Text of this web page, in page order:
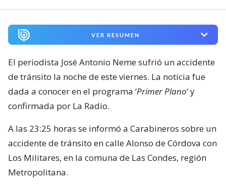
VER RESUMEN
El periodista José Antonio Neme sufrió un accidente
de tránsito la noche de este viernes. La noticia fue
dada a conocer en el programa ‘Primer Plano‘ y
confirmada por La Radio.
A las 23:25 horas se informó a Carabineros sobre un
accidente de tránsito en calle Alonso de Córdova con
Los Militares, en la comuna de Las Condes, región
Metropolitana.